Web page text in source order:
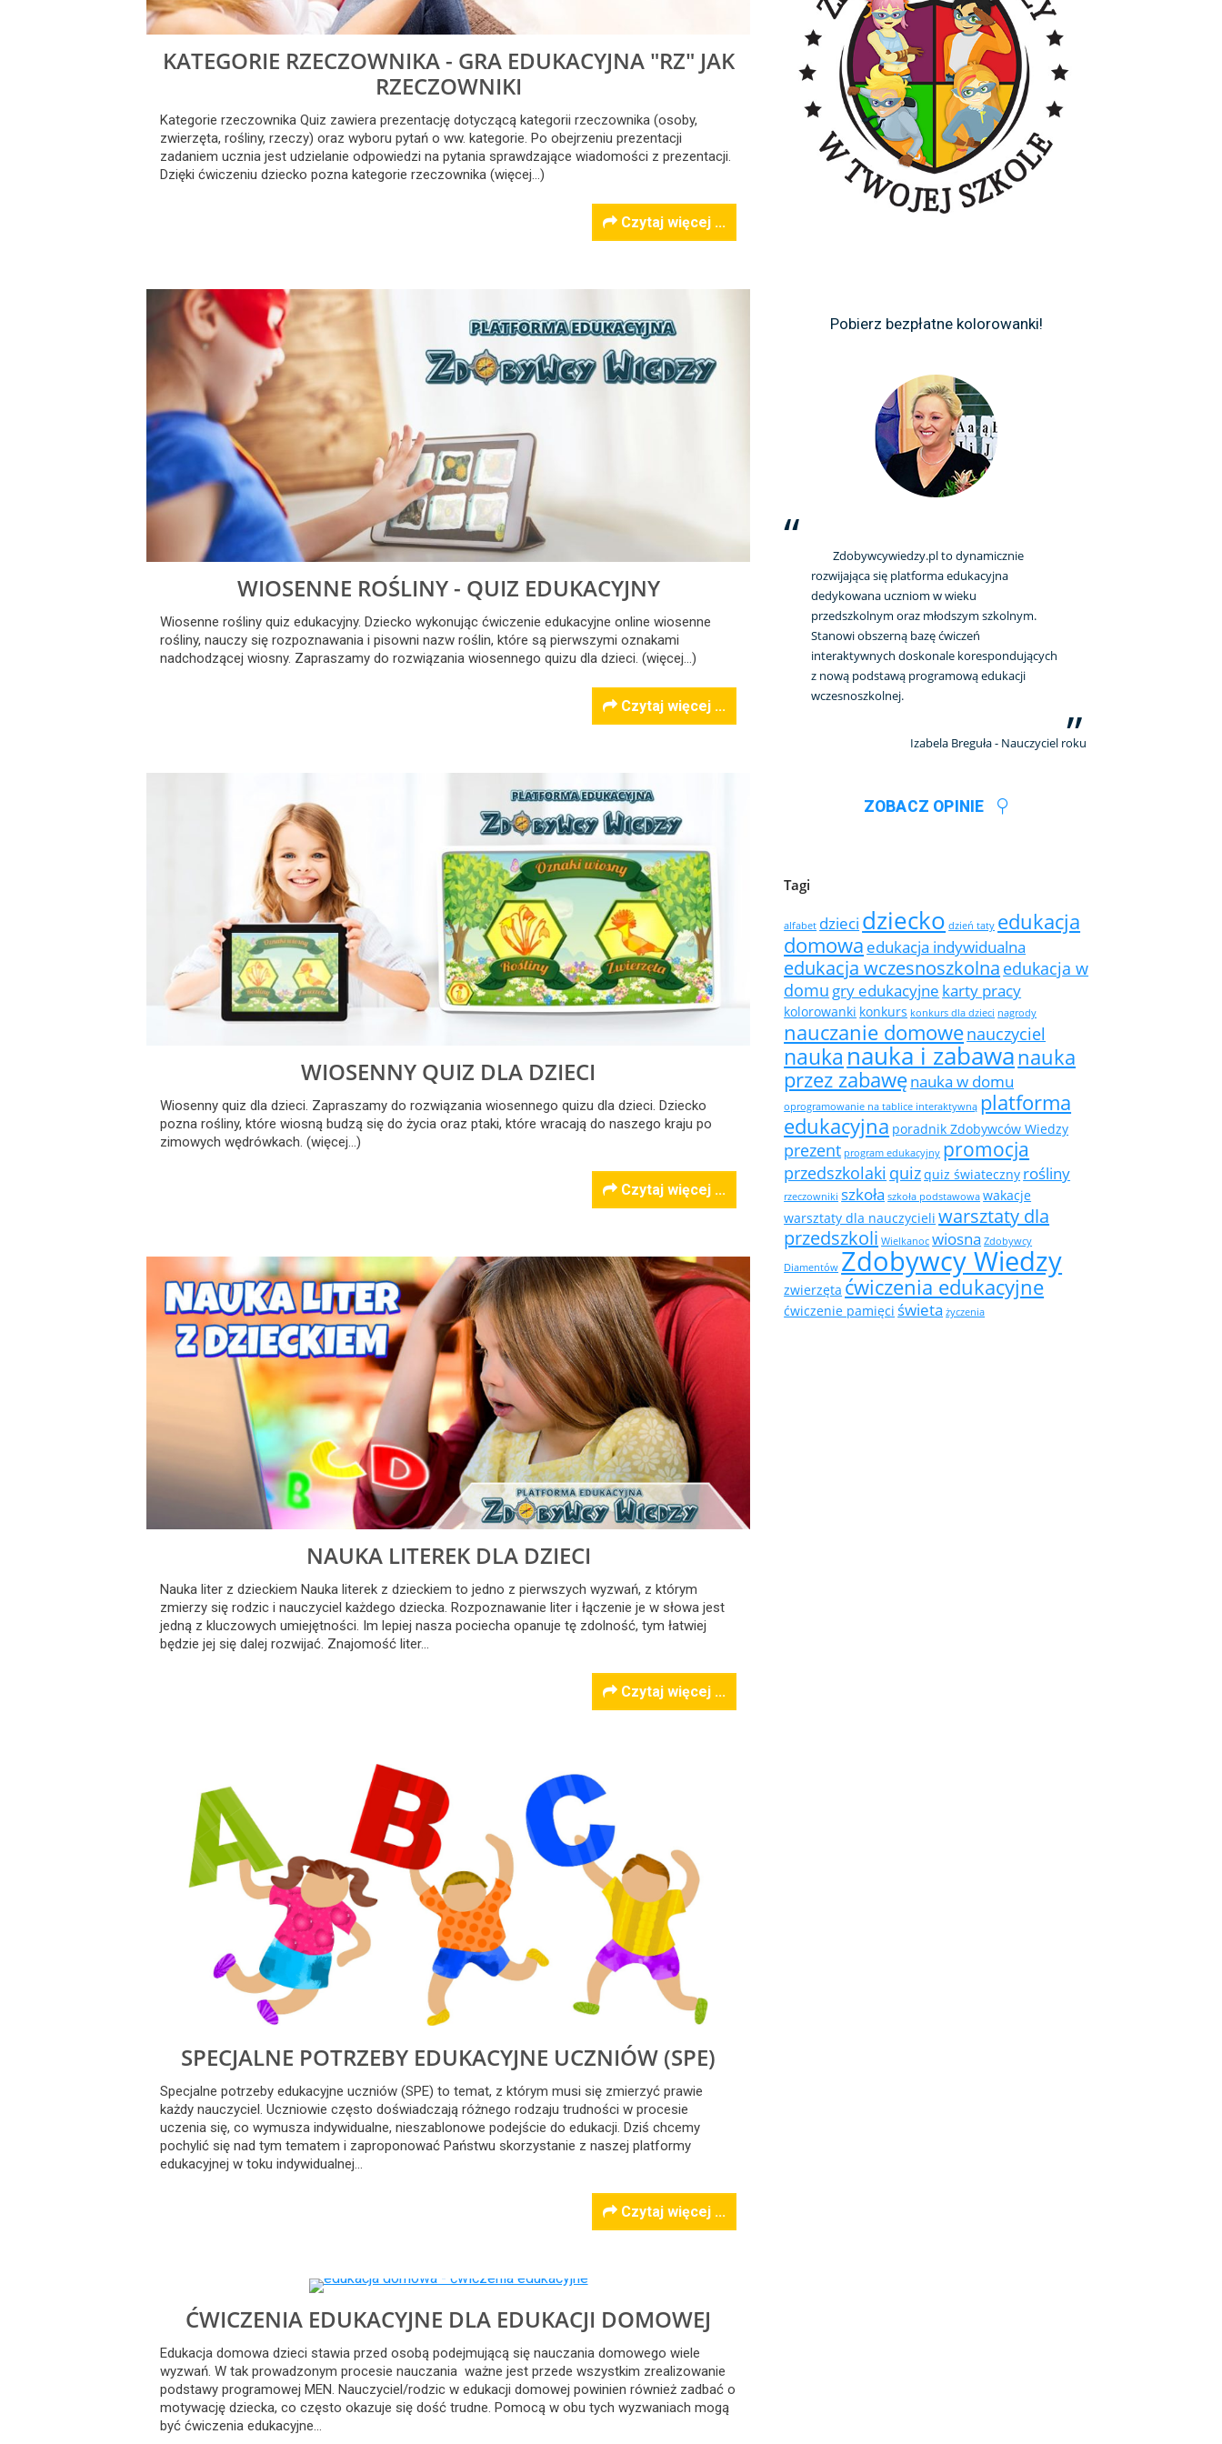
KATEGORIE RZECZOWNIKA - GRA EDUKACYJNA "RZ" JAK
RZECZOWNIKI
Kategorie rzeczownika Quiz zawiera prezentację dotyczącą kategorii rzeczownika (osoby,
zwierzęta, rośliny, rzeczy) oraz wyboru pytań o ww. kategorie. Po obejrzeniu prezentacji
zadaniem ucznia jest udzielanie odpowiedzi na pytania sprawdzające wiadomości z prezentacji.
Dzięki ćwiczeniu dziecko pozna kategorie rzeczownika (więcej…)
Czytaj więcej ...
WIOSENNE ROŚLINY - QUIZ EDUKACYJNY
Wiosenne rośliny quiz edukacyjny. Dziecko wykonując ćwiczenie edukacyjne online wiosenne
rośliny, nauczy się rozpoznawania i pisowni nazw roślin, które są pierwszymi oznakami
nadchodzącej wiosny. Zapraszamy do rozwiązania wiosennego quizu dla dzieci. (więcej…)
Czytaj więcej ...
WIOSENNY QUIZ DLA DZIECI
Wiosenny quiz dla dzieci. Zapraszamy do rozwiązania wiosennego quizu dla dzieci. Dziecko
pozna rośliny, które wiosną budzą się do życia oraz ptaki, które wracają do naszego kraju po
zimowych wędrówkach. (więcej…)
Czytaj więcej ...
NAUKA LITEREK DLA DZIECI
Nauka liter z dzieckiem Nauka literek z dzieckiem to jedno z pierwszych wyzwań, z którym
zmierzy się rodzic i nauczyciel każdego dziecka. Rozpoznawanie liter i łączenie je w słowa jest
jedną z kluczowych umiejętności. Im lepiej nasza pociecha opanuje tę zdolność, tym łatwiej
będzie jej się dalej rozwijać. Znajomość liter…
Czytaj więcej ...
SPECJALNE POTRZEBY EDUKACYJNE UCZNIÓW (SPE)
Specjalne potrzeby edukacyjne uczniów (SPE) to temat, z którym musi się zmierzyć prawie
każdy nauczyciel. Uczniowie często doświadczają różnego rodzaju trudności w procesie
uczenia się, co wymusza indywidualne, nieszablonowe podejście do edukacji. Dziś chcemy
pochylić się nad tym tematem i zaproponować Państwu skorzystanie z naszej platformy
edukacyjnej w toku indywidualnej…
Czytaj więcej ...
ĆWICZENIA EDUKACYJNE DLA EDUKACJI DOMOWEJ
Edukacja domowa dzieci stawia przed osobą podejmującą się nauczania domowego wiele
wyzwań. W tak prowadzonym procesie nauczania ważne jest przede wszystkim zrealizowanie
podstawy programowej MEN. Nauczyciel/rodzic w edukacji domowej powinien również zadbać o
motywację dziecka, co często okazuje się dość trudne. Pomocą w obu tych wyzwaniach mogą
być ćwiczenia edukacyjne…
Pobierz bezpłatne kolorowanki!
Zdobywcywiedzy.pl to dynamicznie
rozwijająca się platforma edukacyjna
dedykowana uczniom w wieku
przedszkolnym oraz młodszym szkolnym.
Stanowi obszerną bazę ćwiczeń
interaktywnych doskonale korespondujących
z nową podstawą programową edukacji
wczesnoszkolnej.
Izabela Breguła - Nauczyciel roku
ZOBACZ OPINIE
Tagi
alfabet dzieci dziecko dzień taty edukacja
domowa edukacja indywidualna
edukacja wczesnoszkolna edukacja w
domu gry edukacyjne karty pracy
kolorowanki konkurs konkurs dla dzieci nagrody
nauczanie domowenauczyciel
nauka nauka i zabawanauka
przez zabawęnauka w domu
oprogramowanie na tablice interaktywną platforma
edukacyjna poradnik Zdobywców Wiedzy
prezent program edukacyjny promocja
przedszkolaki quizquiz świateczny rośliny
rzeczowniki szkoła szkoła podstawowa wakacje
warsztaty dla nauczycieli warsztaty dla
przedszkoli Wielkanoc wiosna Zdobywcy
Diamentów Zdobywcy Wiedzy
zwierzęta ćwiczenia edukacyjne
ćwiczenie pamięci świeta życzenia